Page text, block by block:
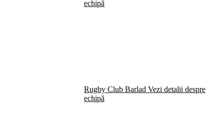
echipă
Rugby Club Barlad Vezi detalii despre
echipă